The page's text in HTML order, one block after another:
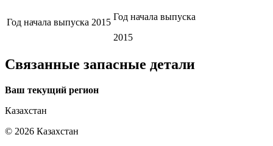
Год начала выпуска 2015
Год начала выпуска
2015
Связанные запасные детали
Ваш текущий регион
Казахстан
© 2026 Казахстан